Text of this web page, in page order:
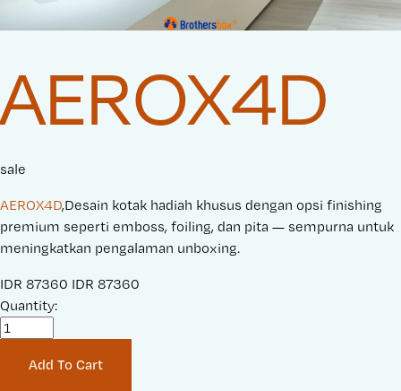
AEROX4D
sale
AEROX4D,Desain kotak hadiah khusus dengan opsi finishing
premium seperti emboss, foiling, dan pita — sempurna untuk
meningkatkan pengalaman unboxing.
S
a
IDR 87360 O
IDR 87360
Quantity:
Add To Cart